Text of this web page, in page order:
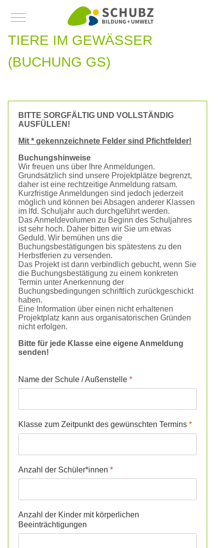
Mobile Menu Toggle
TIERE IM GEWÄSSER
(BUCHUNG GS)
BITTE SORGFÄLTIG UND VOLLSTÄNDIG
AUSFÜLLEN!
Mit * gekennzeichnete Felder sind Pfichtfelder!
Buchungshinweise
Wir freuen uns über Ihre Anmeldungen.
Grundsätzlich sind unsere Projektplätze begrenzt,
daher ist eine rechtzeitige Anmeldung ratsam.
Kurzfristige Anmeldungen sind jedoch jederzeit
möglich und können bei Absagen anderer Klassen
im lfd. Schuljahr auch durchgeführt werden.
Das Anmeldevolumen zu Beginn des Schuljahres
ist sehr hoch. Daher bitten wir Sie um etwas
Geduld. Wir bemühen uns die
Buchungsbestätigungen bis spätestens zu den
Herbstferien zu versenden.
Das Projekt ist dann verbindlich gebucht, wenn Sie
die Buchungsbestätigung zu einem konkreten
Termin unter Anerkennung der
Buchungsbedingungen schriftlich zurückgeschickt
haben.
Eine Information über einen nicht erhaltenen
Projektplatz kann aus organisatorischen Gründen
nicht erfolgen.
Bitte für jede Klasse eine eigene Anmeldung
senden!
Name der Schule / Außenstelle*
Klasse zum Zeitpunkt des gewünschten Termins*
Anzahl der Schüler*innen*
Anzahl der Kinder mit körperlichen
Beeinträchtigungen